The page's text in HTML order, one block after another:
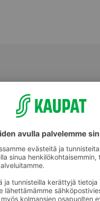
Vaaleat leivät